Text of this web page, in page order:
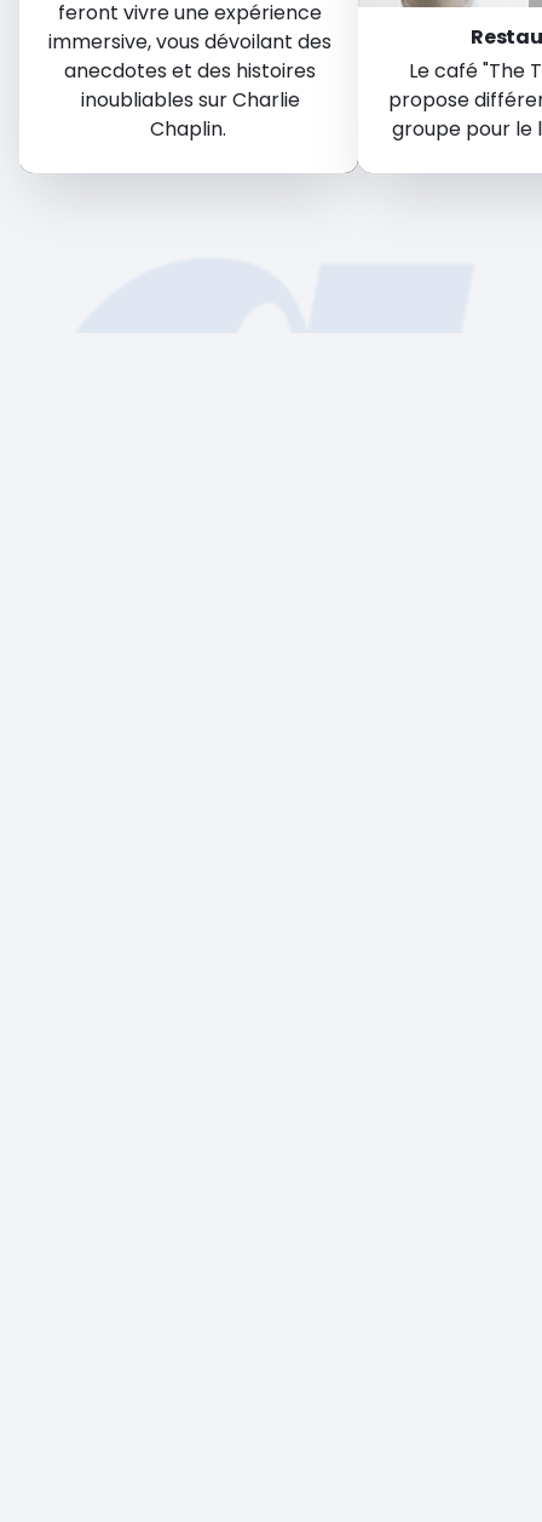
feront vivre une expérience
immersive, vous dévoilant des
anecdotes et des histoires
inoubliables sur Charlie
Chaplin.
Le café "The
propose
groupe pour le